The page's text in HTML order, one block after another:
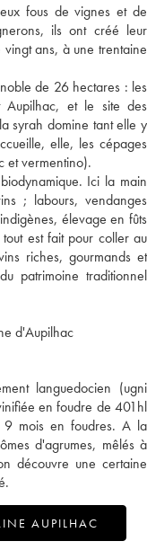
fous de vignes et de
ils ont créé leur
ans, à une trentaine
de 26 hectares : les
Aupilhac, et le site des
syrah domine tant elle y
elle, les cépages
et vermentino).
Ici la main
; labours, vendanges
élevage en fûts
est fait pour coller au
riches, gourmands et
patrimoine traditionnel
d'Aupilhac
languedocien (ugni
en foudre de 401hl
9 mois en foudres. A la
d'agrumes, mêlés à
découvre une certaine
AUPILHAC